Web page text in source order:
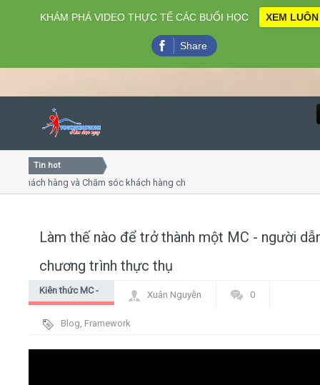
Close
Home
Video
Tin hot
hàng và Chăm sóc khách hàng chuyên nghiệp
Làm thế nào để trở thành một MC - người
chương trình thực thụ
Kiên thức MC -
trình
Xuân Nguyễn 0
Blog, Framework
KHÁM PHÁ VIDEO THỰC TẾ CÁC BUỔI HỌC XEM LUÔN
Share